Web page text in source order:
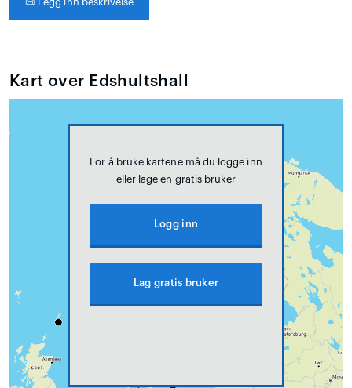
📜 Legg inn beskrivelse
Kart over Edshultshall
For å bruke kartene må du logge inn
eller lage en gratis bruker
Logg inn
Lag gratis bruker